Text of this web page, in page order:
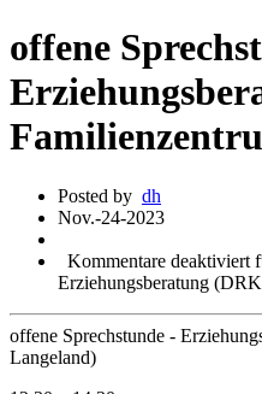
offene
Posted by dh
Nov.-24-2023
Kommentare deaktiviert
Erziehungsberatung
offene Sprechstunde -
Langeland)